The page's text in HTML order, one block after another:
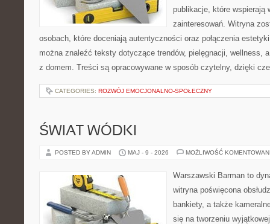
publikacje, które wspierają
zainteresowań. Witryna
osobach, które doceniają autentyczności oraz połączenia
można znaleźć teksty dotyczące trendów, pielęgnacji, wellness,
z domem. Treści są opracowywane w sposób czytelny, dzięki
CATEGORIES: ROZWÓJ EMOCJONALNO-SPOŁECZNY
ŚWIAT WÓDKI
POSTED BY ADMIN MAJ - 9 - 2026 MOŻLIWOŚĆ
Warszawski Barman to
witryna poświęcona
bankiety, a także
się na tworzeniu